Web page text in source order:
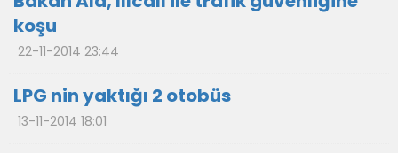
koşu
22-11-2014 23:44
LPG nin yaktığı 2 otobüs
13-11-2014 18:01